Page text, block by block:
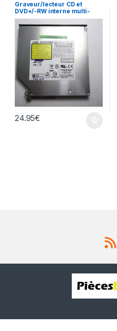
Graveur/lecteur CD et
DVD+/-RW interne multi-
recorder portable DVR-
K16RS
24.95€